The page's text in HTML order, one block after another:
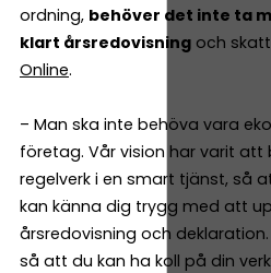
ordning, behöver det inte ta
klart årsredovisning och
Online.
– Man ska inte behöva vara
företag. Vår vision har varit att
regelverk i en smart tjänst, så
kan känna dig trygg med att
årsredovisning och
så att du kan ha koll på din